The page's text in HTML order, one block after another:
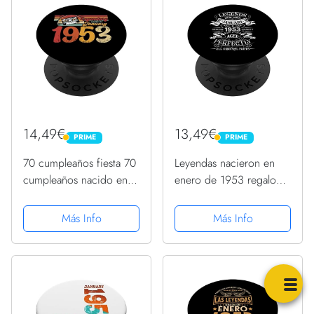
14,49€ PRIME
PRIME
70 cumpleaños fiesta 70
cumpleaños nacido en
PopGrip Intercambiable
Más Info
13,49€ PRIME
PRIME
Leyendas nacieron en
enero de 1953 regalo
PopSockets PopGrip
Intercambiable
Más Info